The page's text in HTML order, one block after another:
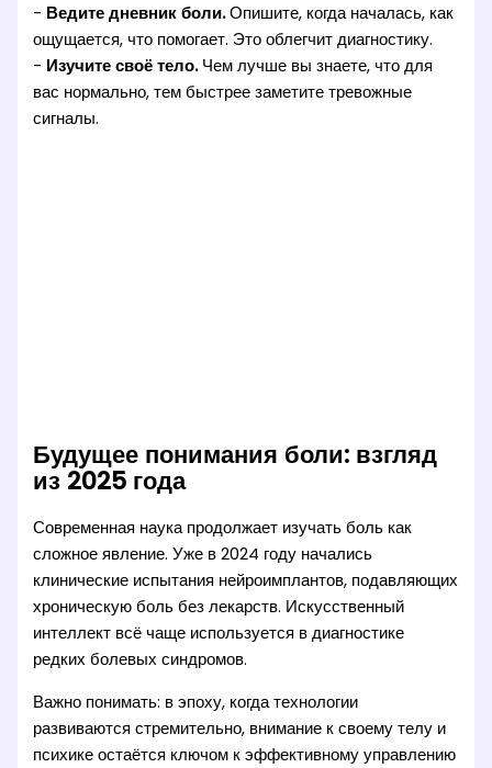
- Ведите дневник боли.Опишите, когда началась, как
ощущается, что помогает. Это облегчит диагностику.
- Изучите своё тело.Чем лучше вы знаете, что для
вас нормально, тем быстрее заметите тревожные
сигналы.
Будущее понимания боли: взгляд
из 2025 года
Современная наука продолжает изучать боль как
сложное явление. Уже в 2024 году начались
клинические испытания нейроимплантов, подавляющих
хроническую боль без лекарств. Искусственный
интеллект всё чаще используется в диагностике
редких болевых синдромов.
Важно понимать: в эпоху, когда технологии
развиваются стремительно, внимание к своему телу и
психике остаётся ключом к эффективному управлению